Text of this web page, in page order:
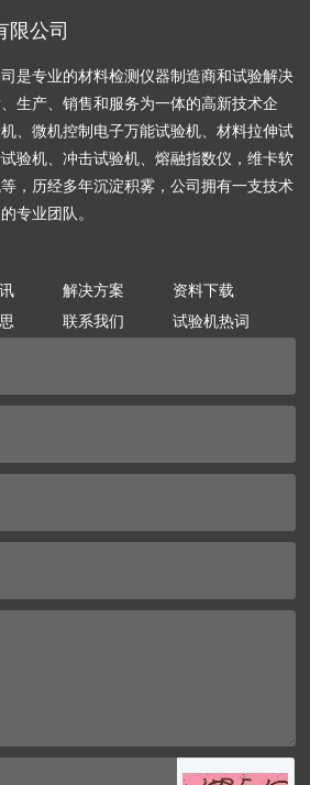
限公司
是专业的材料检测仪器制造商和试验解决
生产、销售和服务为一体的高新技术企
、微机控制电子万能试验机、材料拉伸试
验机、冲击试验机、熔融指数仪，维卡软
，历经多年沉淀积雾，公司拥有一支技术
专业团队。
解决方案
资料下载
联系我们 试验机热词